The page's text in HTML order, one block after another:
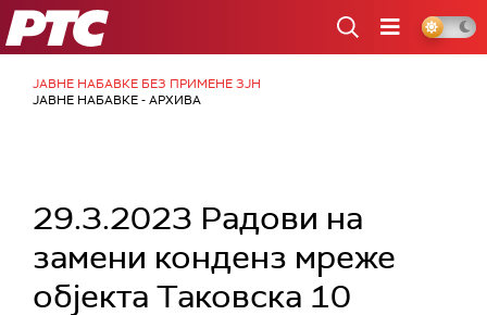
РТС
ЈАВНЕ НАБАВКЕ БЕЗ ПРИМЕНЕ ЗЈН
ЈАВНЕ НАБАВКЕ - АРХИВА
29.3.2023 Радови на
замени конденз мреже
објекта Таковска 10